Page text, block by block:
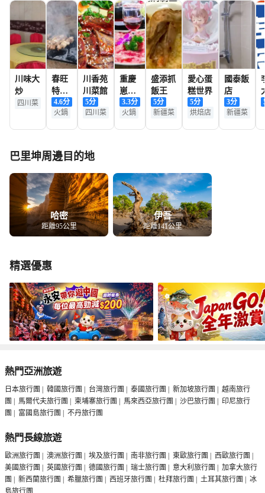
川味大
炒
四川菜
春旺
特色
土火
鍋燒
串燒
烤料
理
4.6分
火鍋
川香苑
川菜館
5分
四川菜
重慶
崽兒
火鍋
店
3.3分
火鍋
盛添抓
飯王
5分
新疆菜
愛心蛋
糕世界
5分
烘焙店
國泰飯
店
3分
新疆菜
巴里坤周邊目的地
哈密
距離95公里
伊吾
距離141公里
精選優惠
熱門亞洲旅遊
日本旅行團 | 韓國旅行團 | 台灣旅行團 | 泰國旅行團 | 新加坡旅行團 | 越南旅行
團 | 馬爾代夫旅行團 | 柬埔寨旅行團 | 馬來西亞旅行團 | 沙巴旅行團 | 印尼旅行
團 | 富國島旅行團 | 不丹旅行團
熱門長線旅遊
歐洲旅行團 | 澳洲旅行團 | 埃及旅行團 | 南非旅行團 | 東歐旅行團 | 西歐旅行團 |
美國旅行團 | 英國旅行團 | 德國旅行團 | 瑞士旅行團 | 意大利旅行團 | 加拿大旅行
團 | 新西蘭旅行團 | 希臘旅行團 | 西班牙旅行團 | 杜拜旅行團 | 土耳其旅行團 | 冰
島旅行團